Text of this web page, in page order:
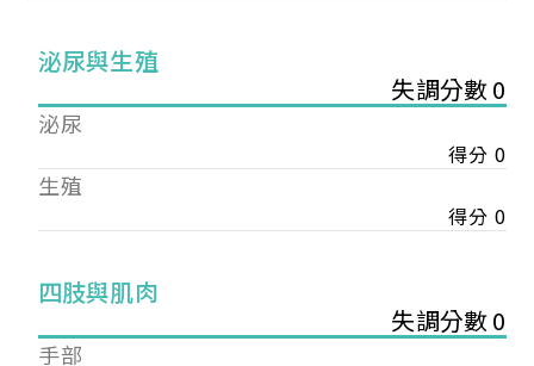
泌尿與生殖
失調分數 0
泌尿
得分 0
生殖
得分 0
四肢與肌肉
失調分數 0
手部
您已成功送出會員申請
您好，您的會員申請，已成功送出，經本協會理事